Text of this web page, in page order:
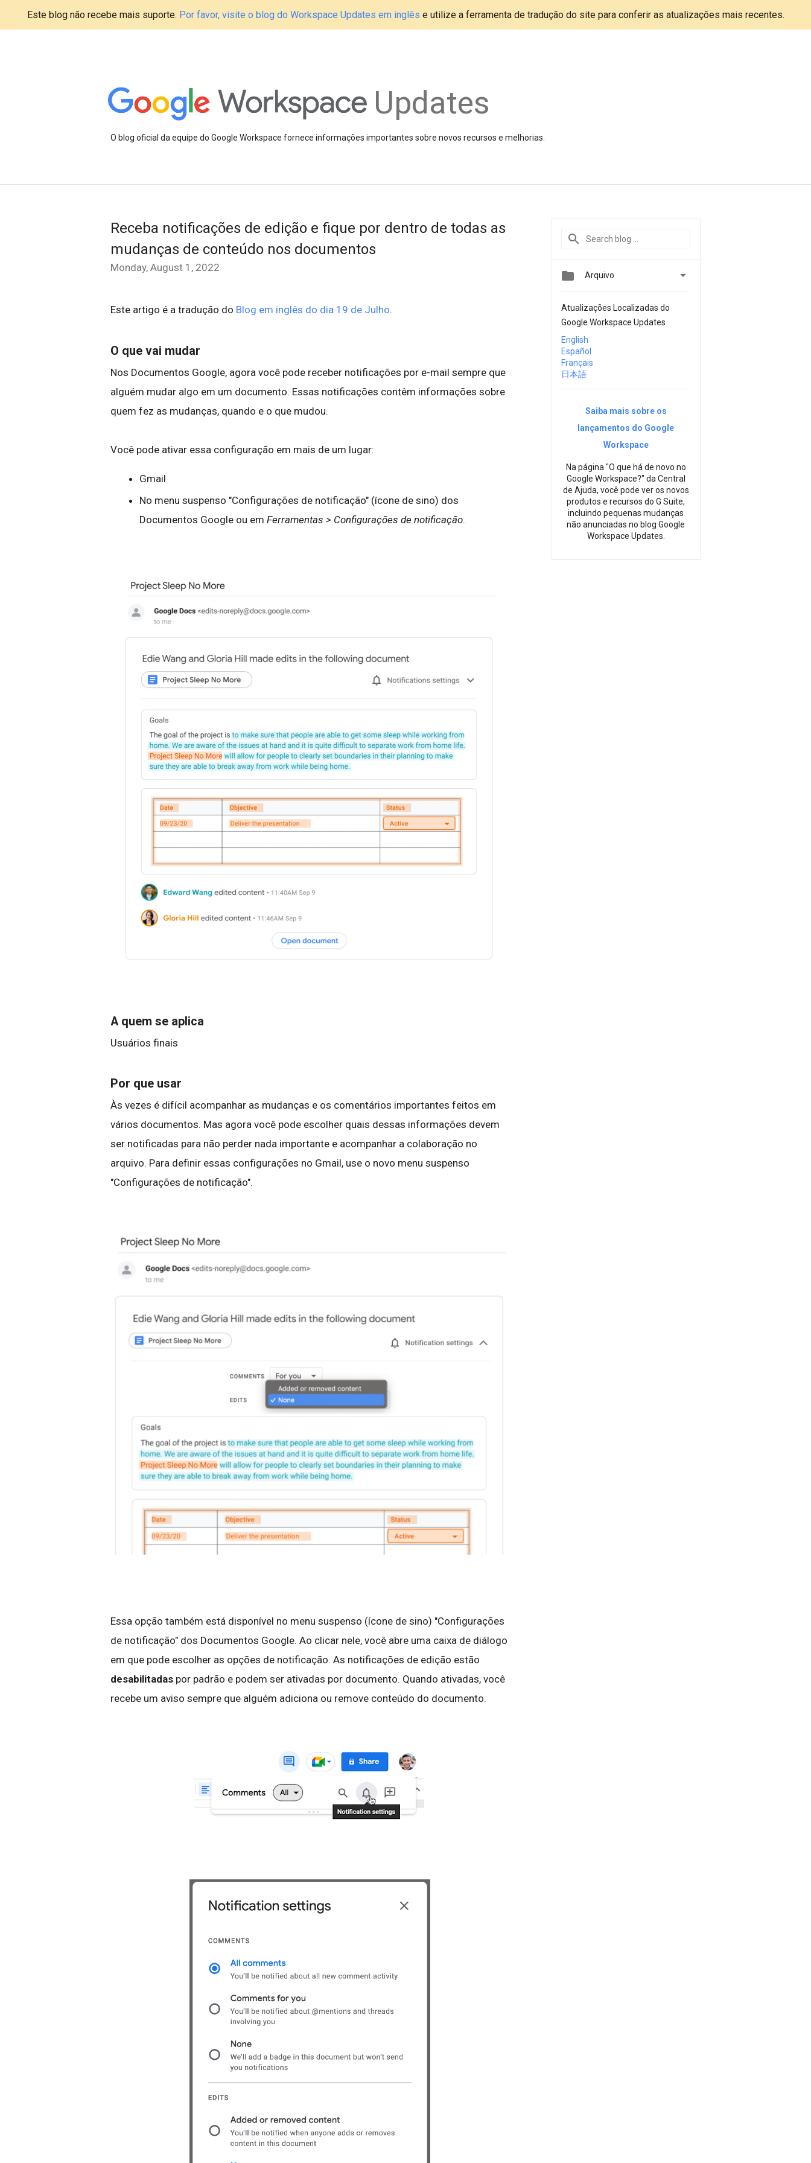
Este blog não recebe mais suporte. Por favor, visite o blog do Workspace Updates em inglês e utilize a ferramenta de tradução do site para conferir as atualizações mais recentes.
Updates
O blog oficial da equipe do Google Workspace fornece informações importantes sobre novos recursos e melhorias.
Receba notificações de edição e fique por dentro de todas as
mudanças de conteúdo nos documentos
Monday, August 1, 2022
Este artigo é a tradução do Blog em inglês do dia 19 de Julho.
O que vai mudar
Nos Documentos Google, agora você pode receber notificações por e-mail sempre que
alguém mudar algo em um documento. Essas notificações contêm informações sobre
quem fez as mudanças, quando e o que mudou.
Você pode ativar essa configuração em mais de um lugar:
Gmail
No menu suspenso "Configurações de notificação" (ícone de sino) dos
Documentos Google ou em Ferramentas > Configurações de notificação.
A quem se aplica
Usuários finais
Por que usar
Às vezes é difícil acompanhar as mudanças e os comentários importantes feitos em
vários documentos. Mas agora você pode escolher quais dessas informações devem
ser notificadas para não perder nada importante e acompanhar a colaboração no
arquivo. Para definir essas configurações no Gmail, use o novo menu suspenso
"Configurações de notificação".
Essa opção também está disponível no menu suspenso (ícone de sino) "Configurações
de notificação" dos Documentos Google. Ao clicar nele, você abre uma caixa de diálogo
em que pode escolher as opções de notificação. As notificações de edição estão
desabilitadas por padrão e podem ser ativadas por documento. Quando ativadas, você
recebe um aviso sempre que alguém adiciona ou remove conteúdo do documento.
 Arquivo 
Atualizações Localizadas do
Google Workspace Updates
English
Español
Français
日本語
Saiba mais sobre os
lançamentos do Google
Workspace
Na página "O que há de novo no
Google Workspace?" da Central
de Ajuda, você pode ver os novos
produtos e recursos do G Suite,
incluindo pequenas mudanças
não anunciadas no blog Google
Workspace Updates.